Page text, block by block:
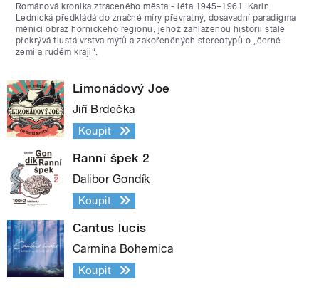
Románová kronika ztraceného města - léta 1945–1961. Karin
Lednická předkládá do značné míry převratný, dosavadní paradigma
měnící obraz hornického regionu, jehož zahlazenou historii stále
překrývá tlustá vrstva mýtů a zakořeněných stereotypů o „černé
zemi a rudém kraji“.
Limonádový Joe
Jiří Brdečka
Koupit
Ranní špek 2
Dalibor Gondík
Koupit
Cantus lucis
Carmina Bohemica
Koupit